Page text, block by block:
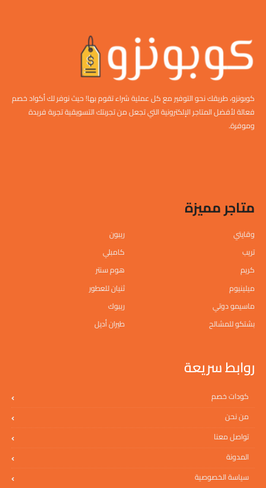
كوبونزو، طريقك نحو التوفير مع كل عملية شراء تقوم بها! حيث نوفر لك أكواد خصم
فعالة لأفضل المتاجر الإلكترونية التي تجعل من تجربتك التسويقية تجربة فريدة
وموفرة.
متاجر مميزة
وقايتي
ريبون
تريب
كامبلي
كريم
هوم سنتر
ميلينيوم
ثنيان للعطور
ماسيمو دوتي
ريبوك
بشتكو للمشالح
طيران أديل
روابط سريعة
كودات خصم
من نحن
تواصل معنا
المدونة
سياسة الخصوصية